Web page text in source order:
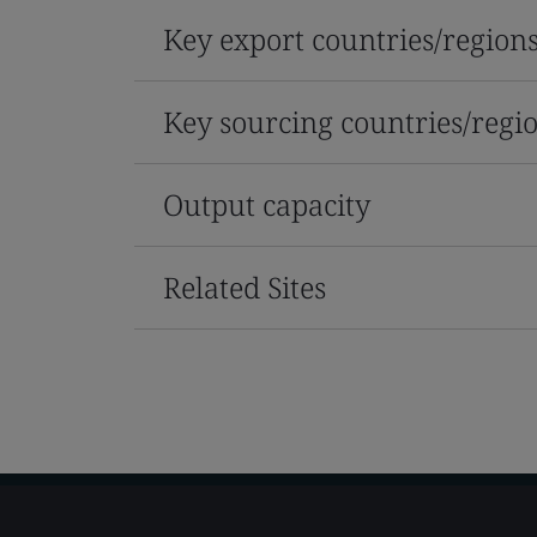
Key export countries/regions
Key sourcing countries/
Output capacity
Related Sites